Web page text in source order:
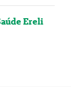
Ereli